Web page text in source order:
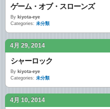
ゲーム・オブ・スローンズ
By kiyota-eye
Categories: 未分類
4月 29, 2014
シャーロック
By kiyota-eye
Categories: 未分類
4月 10, 2014